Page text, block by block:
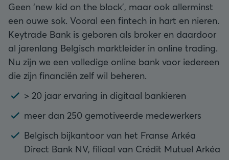
Geen ‘new kid on the block’, maar ook allerminst
een ouwe sok. Vooral een fintech in hart en nieren.
Keytrade Bank is geboren als broker en daardoor
al jarenlang Belgisch marktleider in online trading.
Nu zijn we een volledige online bank voor iedereen
die zijn financiën zelf wil beheren.
> 20 jaar ervaring in digitaal bankieren
meer dan 250 gemotiveerde medewerkers
Belgisch bijkantoor van het Franse Arkéa
Direct Bank NV, filiaal van Crédit Mutuel Arkéa